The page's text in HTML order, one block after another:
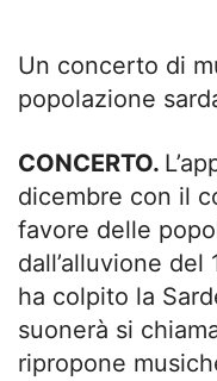
Un concerto di
popolazione
CONCERTO.
dicembre con il
favore delle
dall’alluvione
ha colpito la
suonerà si
ripropone